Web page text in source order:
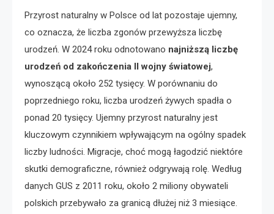
Przyrost naturalny w Polsce od lat pozostaje ujemny,
co oznacza, że liczba zgonów przewyższa liczbę
urodzeń. W 2024 roku odnotowano najniższą liczbę
urodzeń od zakończenia II wojny światowej,
wynoszącą około 252 tysięcy. W porównaniu do
poprzedniego roku, liczba urodzeń żywych spadła o
ponad 20 tysięcy. Ujemny przyrost naturalny jest
kluczowym czynnikiem wpływającym na ogólny spadek
liczby ludności. Migracje, choć mogą łagodzić niektóre
skutki demograficzne, również odgrywają rolę. Według
danych GUS z 2011 roku, około 2 miliony obywateli
polskich przebywało za granicą dłużej niż 3 miesiące.